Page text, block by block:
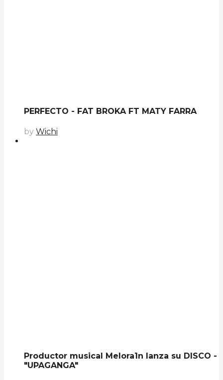
PERFECTO - FAT BROKA FT MATY FARRA
by Wichi
Productor musical Melora1n lanza su DISCO -
"UPAGANGA"